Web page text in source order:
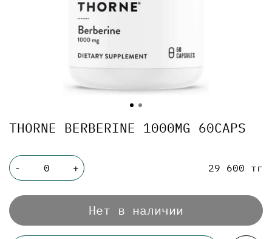
THORNE BERBERINE 1000MG 60CAPS
- + 29 600 тг
Нет в наличии